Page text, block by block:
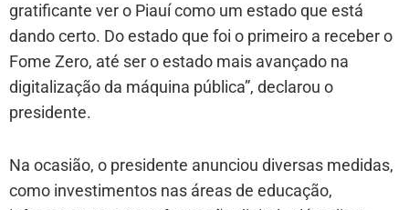
gratificante ver o Piauí como um estado que está
dando certo. Do estado que foi o primeiro a receber o
Fome Zero, até ser o estado mais avançado na
digitalização da máquina pública”, declarou o
presidente.
Na ocasião, o presidente anunciou diversas medidas,
como investimentos nas áreas de educação,